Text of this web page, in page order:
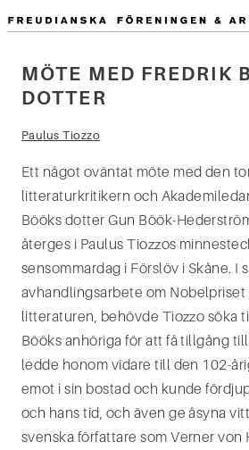
Hoppa
innehåll
Sök
efter:
MÖTE MED FREDRIK
DOTTER
Paulus Tiozzo
Ett något oväntat möte med den
litteraturkritikern och
Bööks dotter Gun Böök-
återges i Paulus Tiozzos
sensommardag i Förslöv i Skåne. I
avhandlingsarbete om
litteraturen, behövde Tiozzo söka
Bööks anhöriga för att få tillgång
ledde honom vidare till den 102-
emot i sin bostad och kunde
och hans tid, och även ge åsyna
svenska författare som Verner von